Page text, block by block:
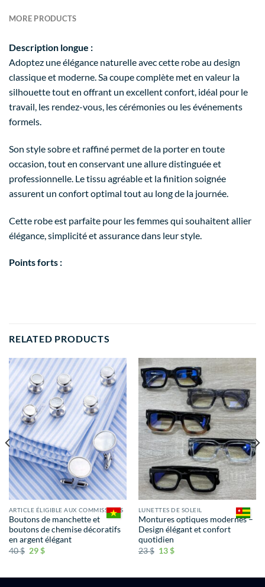
MORE PRODUCTS
Description longue :
Adoptez une élégance naturelle avec cette robe au design
classique et moderne. Sa coupe complète met en valeur la
silhouette tout en offrant un excellent confort, idéal pour le
travail, les rendez-vous, les cérémonies ou les événements
formels.
Son style sobre et raffiné permet de la porter en toute
occasion, tout en conservant une allure distinguée et
professionnelle. Le tissu agréable et la finition soignée
assurent un confort optimal tout au long de la journée.
Cette robe est parfaite pour les femmes qui souhaitent allier
élégance, simplicité et assurance dans leur style.
Points forts :
RELATED PRODUCTS
ARTICLE ÉLIGIBLE AUX COMMISSIONS
Boutons de manchette et
boutons de chemise décoratifs
en argent élégant
40$ 29$
LUNETTES DE SOLEIL
Montures optiques modernes –
Design élégant et confort
quotidien
23$ 13$